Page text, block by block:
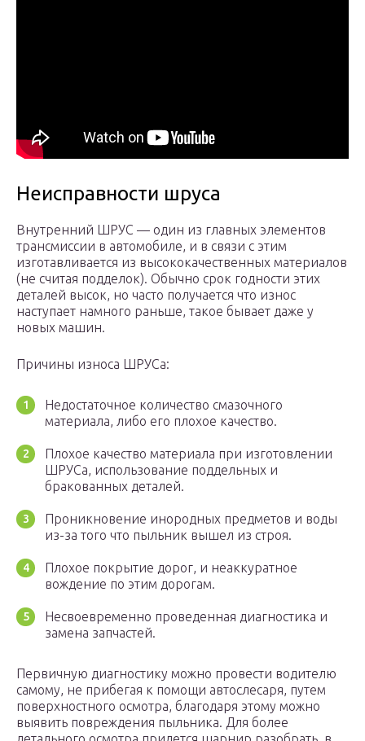
Неисправности шруса
Внутренний ШРУС — один из главных элементов
трансмиссии в автомобиле, и в связи с этим
изготавливается из высококачественных материалов
(не считая подделок). Обычно срок годности этих
деталей высок, но часто получается что износ
наступает намного раньше, такое бывает даже у
новых машин.
Причины износа ШРУСа:
Недостаточное количество смазочного
материала, либо его плохое качество.
Плохое качество материала при изготовлении
ШРУСа, использование поддельных и
бракованных деталей.
Проникновение инородных предметов и воды
из-за того что пыльник вышел из строя.
Плохое покрытие дорог, и неаккуратное
вождение по этим дорогам.
Несвоевременно проведенная диагностика и
замена запчастей.
Первичную диагностику можно провести водителю
самому, не прибегая к помощи автослесаря, путем
поверхностного осмотра, благодаря этому можно
выявить повреждения пыльника. Для более